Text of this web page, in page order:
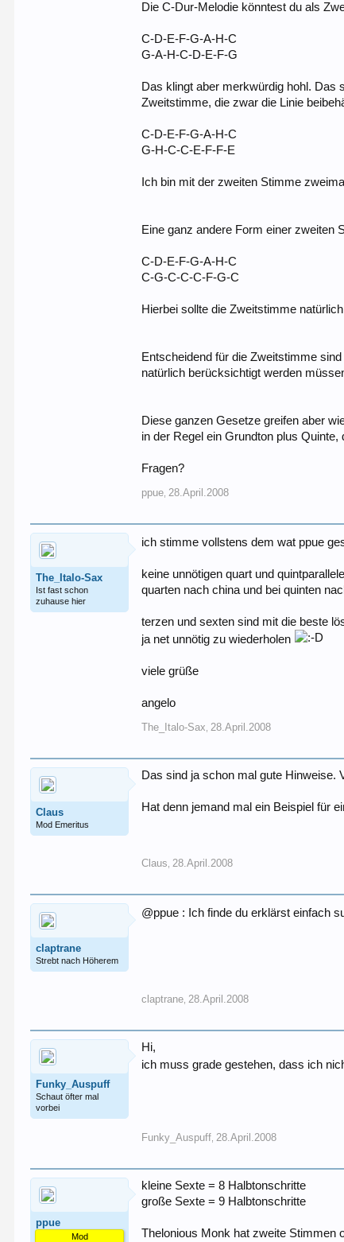
Die C-Dur-Melodie könntest du als
C-D-E-F-G-A-H-C
G-A-H-C-D-E-F-G
Das klingt aber merkwürdig hohl. Das
Zweitstimme, die zwar die Linie
C-D-E-F-G-A-H-C
G-H-C-C-E-F-F-E
Ich bin mit der zweiten Stimme
Eine ganz andere Form einer zweiten
C-D-E-F-G-A-H-C
C-G-C-C-C-F-G-C
Hierbei sollte die Zweitstimme
Entscheidend für die Zweitstimme
natürlich berücksichtigt werden
Diese ganzen Gesetze greifen aber
in der Regel ein Grundton plus Quinte,
Fragen?
ppue 28.April.2008
The_Italo-Sax
Ist fast schon
zuhause hier
ich stimme vollstens dem wat ppue
keine unnötigen quart und
quarten nach china und bei quinten
terzen und sexten sind mit die beste
ja net unnötig zu wiederholen
viele grüße
angelo
The_Italo-Sax 28.April.2008
Claus
Mod Emeritus
Das sind ja schon mal gute Hinweise.
Hat denn jemand mal ein Beispiel für
Claus 28.April.2008
claptrane
Strebt nach Höherem
@ppue : Ich finde du erklärst einfach
claptrane 28.April.2008
Funky_Auspuff
Schaut öfter mal
vorbei
Hi,
ich muss grade gestehen, dass ich
Funky_Auspuff 28.April.2008
ppue
Mod
kleine Sexte = 8 Halbtonschritte
große Sexte = 9 Halbtonschritte
Thelonious Monk hat zweite Stimmen